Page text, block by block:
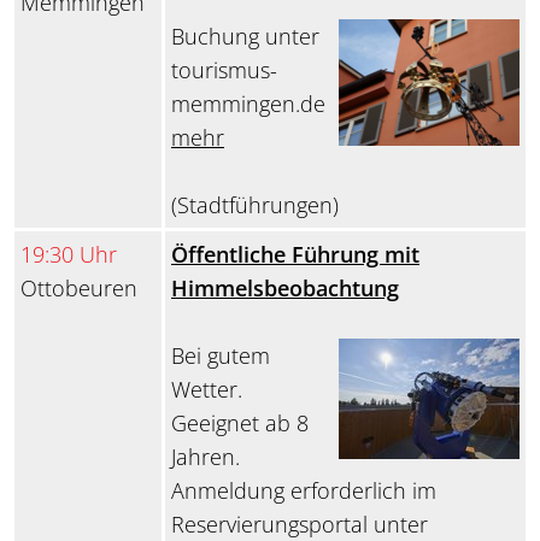
Buchung unter
tourismus-
memmingen.de
mehr
(Stadtführungen)
19:30 Uhr
Ottobeuren
Öffentliche Führung mit
Himmelsbeobachtung
Bei gutem
Wetter.
Geeignet ab 8
Jahren.
Anmeldung erforderlich im
Reservierungsportal unter